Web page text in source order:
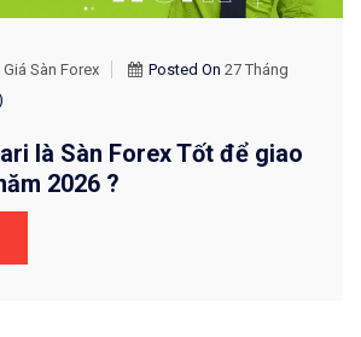
Sàn Forex Posted On 27 Tháng
là Sàn Forex Tốt để giao
2026 ?